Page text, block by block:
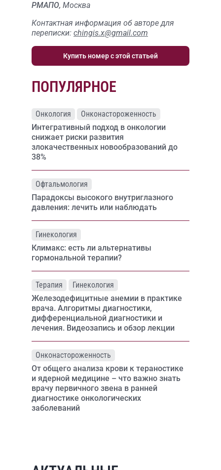
РМАПО, Москва
Контактная информация об авторе для
переписки: chingis.x@gmail.com
Купить номер с этой статьей
ПОПУЛЯРНОЕ
Онкология
Онконастороженность
Интегративный подход в онкологии
снижает риски развития
злокачественных новообразований до
38%
Офтальмология
Парадоксы высокого внутриглазного
давления: лечить или наблюдать
Гинекология
Климакс: есть ли альтернативы
гормональной терапии?
Терапия
Гинекология
Железодефицитные анемии в практике
врача. Алгоритмы диагностики,
дифференциальной диагностики и
лечения. Видеозапись и обзор лекции
Онконастороженность
От общего анализа крови к тераностике
и ядерной медицине – что важно знать
врачу первичного звена в ранней
диагностике онкологических
заболеваний